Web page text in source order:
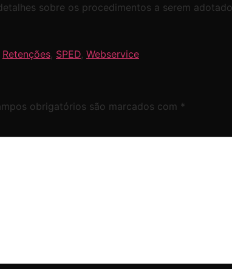
sobre os procedimentos a serem
Retenções SPED Webservice
obrigatórios são marcados com *